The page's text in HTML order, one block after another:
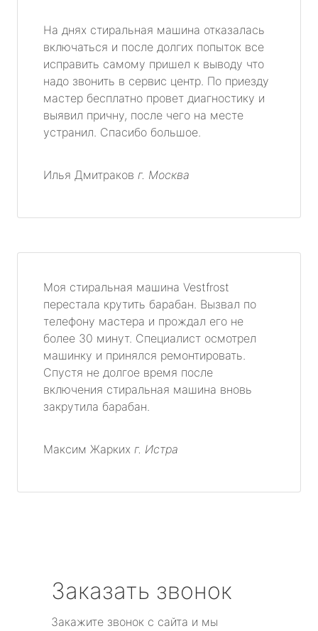
На днях стиральная машина отказалась
включаться и после долгих попыток все
исправить самому пришел к выводу что
надо звонить в сервис центр. По приезду
мастер бесплатно провет диагностику и
выявил причну, после чего на месте
устранил. Спасибо большое.
Илья Дмитраков г. Москва
Моя стиральная машина Vestfrost
перестала крутить барабан. Вызвал по
телефону мастера и прождал его не
более 30 минут. Специалист осмотрел
машинку и принялся ремонтировать.
Спустя не долгое время после
включения стиральная машина вновь
закрутила барабан.
Максим Жарких г. Истра
Заказать звонок
Закажите звонок с сайта и мы